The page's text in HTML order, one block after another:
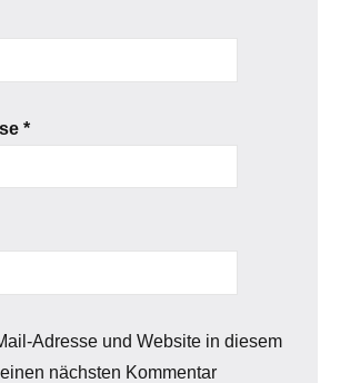
*
Adresse und Website in diesem
nächsten Kommentar